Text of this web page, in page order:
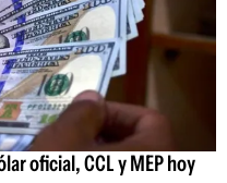
oficial, CCL y MEP hoy